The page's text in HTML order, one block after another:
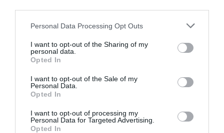
Personal Data Processing Opt Outs
I want to opt-out of the Sharing of my
personal data.
Opted In
I want to opt-out of the Sale of my
Personal Data.
Opted In
I want to opt-out of processing my
Personal Data for Targeted Advertising.
Opted In
nel verde di un esteso oliveto di piante secolari tr..."
Masseria Donna Nina - Ostuni - Contrada Monteconfergola
(Brindisi)
"Masseria Donna Nina, recentemente restaurata, è meta ottimale per
Masseria Incantalupi- Brindisi - Strada Provinciale, Vecchia
Monopoli, 7 (Brindisi)
"Masseria Incantalupi è un agriturismo nei pressi di Brindisi, che sorge
Masseria la Chiusa- San Giuseppe Jato - SP 67 Bis (Palermo)
"La Masseria La Chiusa è un gioiello di storia e architettura a San